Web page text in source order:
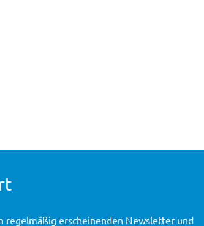
regelmäßig erscheinenden Newsletter und